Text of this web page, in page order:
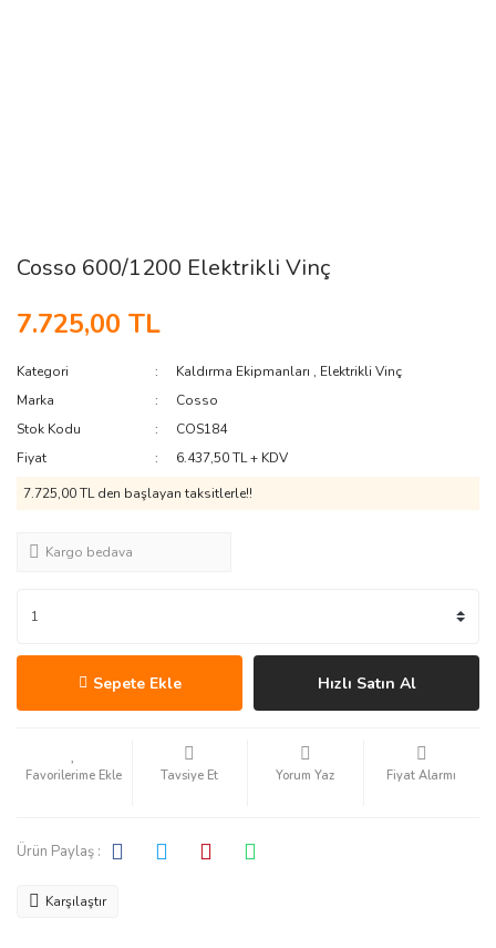
Cosso 600/1200 Elektrikli Vinç
7.725,00 TL
Kategori Kaldırma Ekipmanları , Elektrikli Vinç
Marka
Cosso
Stok Kodu
COS184
Fiyat
6.437,50 TL + KDV
7.725,00 TL den başlayan taksitlerle!!
Kargo bedava
Sepete Ekle Hızlı Satın Al
Tavsiye Et Yorum Yaz Fiyat Alarmı
Ürün Paylaş :
Karşılaştır